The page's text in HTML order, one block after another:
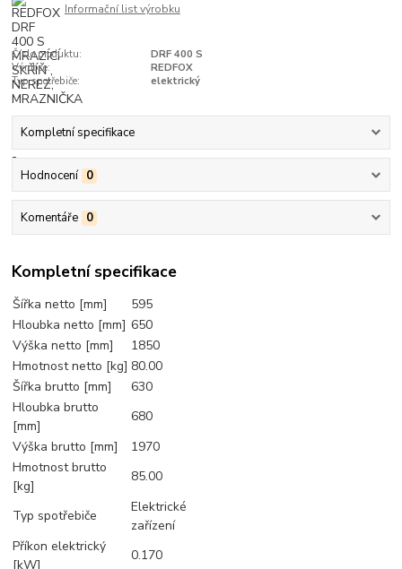
Informační list výrobku
Číslo produktu:
DRF 400 S
Výrobce:
REDFOX
Typ spotřebiče:
elektrický
Kompletní specifikace
Hodnocení 0
Komentáře 0
Kompletní specifikace
Šířka netto [mm]
595
Hloubka netto [mm] 650
Výška netto [mm]
1850
Hmotnost netto [kg] 80.00
Šířka brutto [mm]
630
Hloubka brutto
[mm]
680
Výška brutto [mm]
1970
Hmotnost brutto
[kg]
85.00
Typ spotřebiče
Elektrické
zařízení
Příkon elektrický
[kW]
0.170